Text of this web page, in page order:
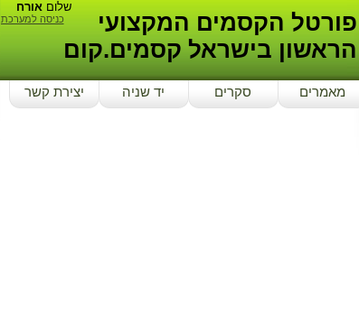
שלוםאורח
כניסה למערכת
פורטל הקסמים המקצועי
הראשון בישראל קסמים.קום
מאמרים סקרים יד שניה יצירת קשר